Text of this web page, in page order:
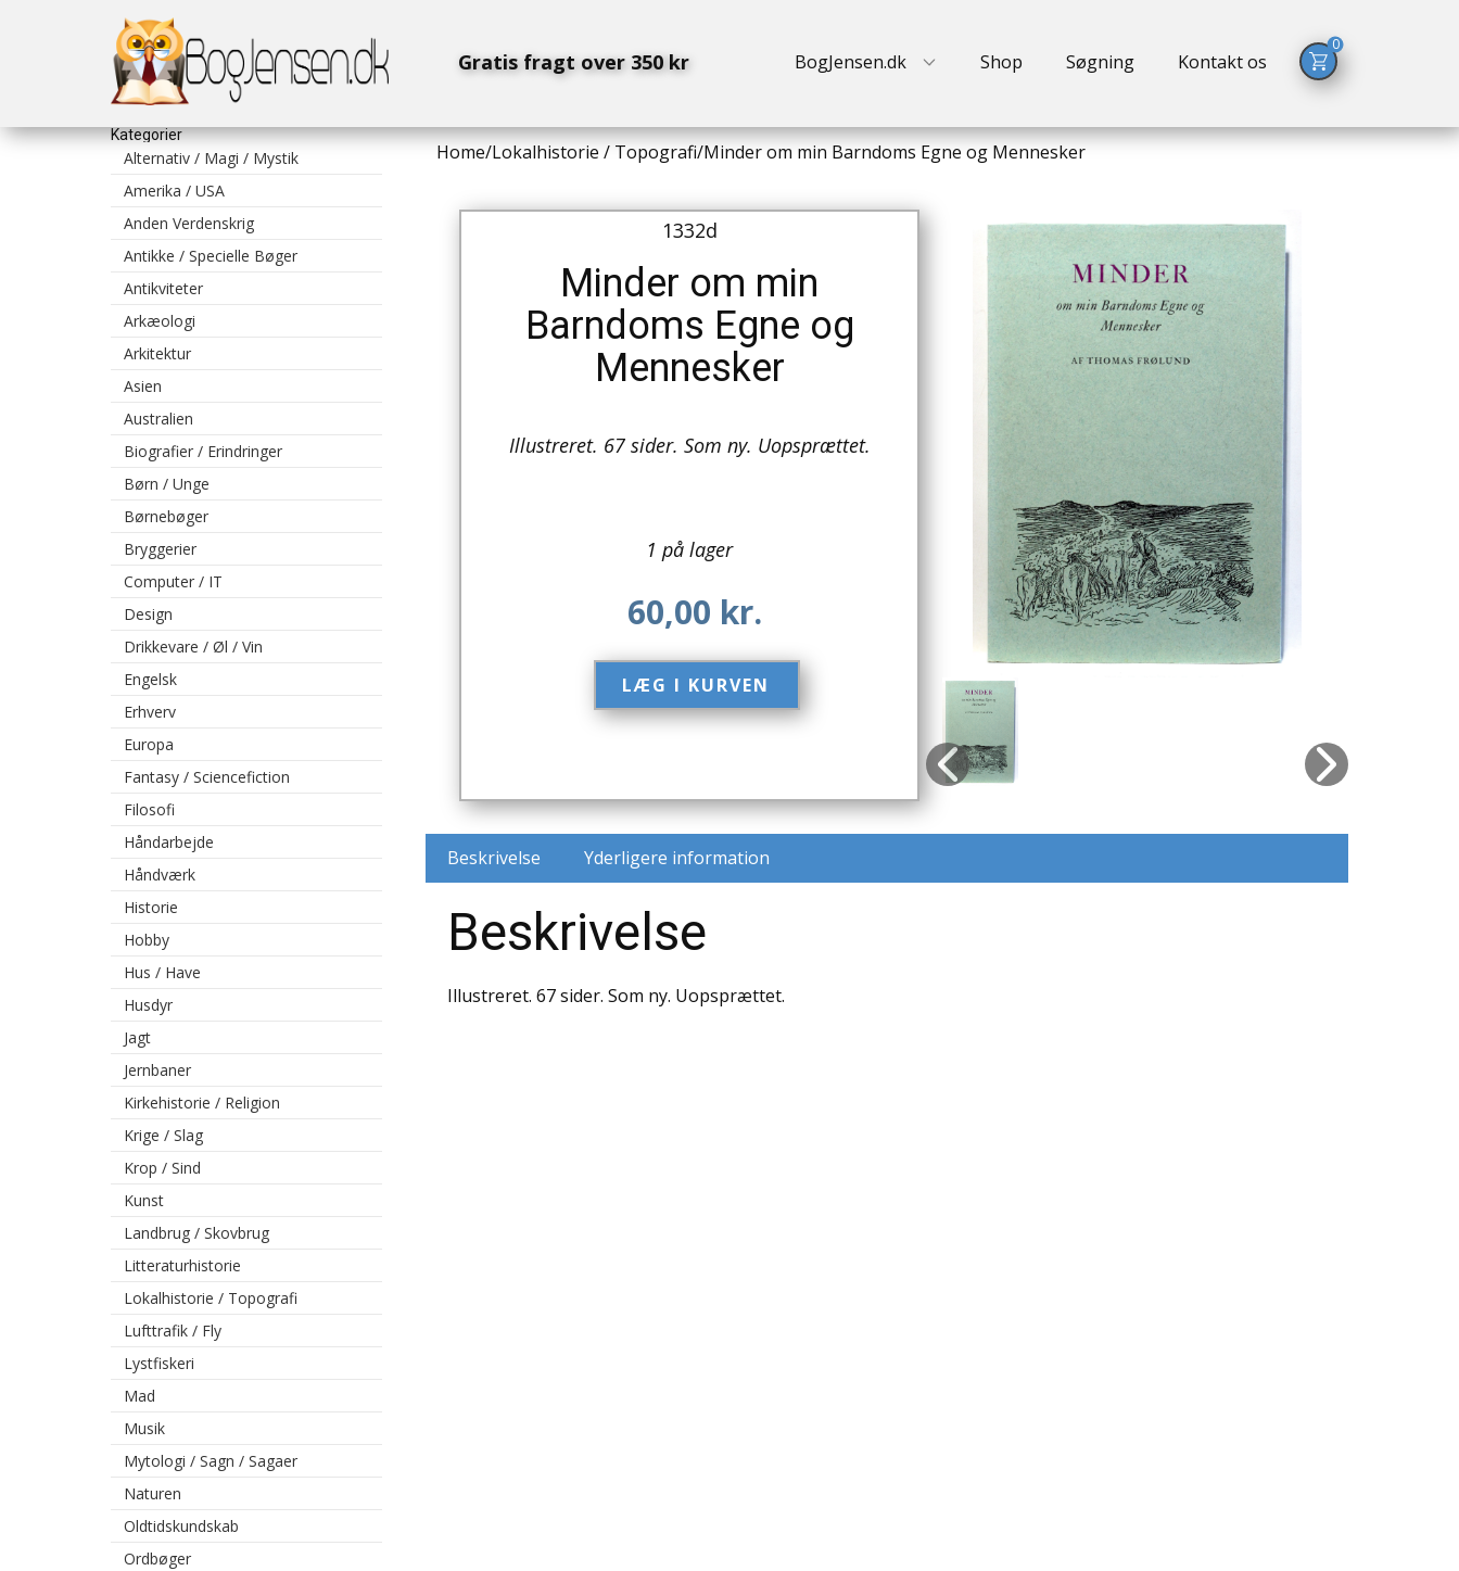
BogJensen.dk Shop Søgning Kontakt os
Gratis fragt over 350 kr
0
Kategorier
Alternativ / Magi / Mystik
Amerika / USA
Anden Verdenskrig
Antikke / Specielle Bøger
Antikviteter
Arkæologi
Arkitektur
Asien
Australien
Biografier / Erindringer
Børn / Unge
Børnebøger
Bryggerier
Computer / IT
Design
Drikkevare / Øl / Vin
Engelsk
Erhverv
Europa
Fantasy / Sciencefiction
Filosofi
Håndarbejde
Håndværk
Historie
Hobby
Hus / Have
Husdyr
Jagt
Jernbaner
Kirkehistorie / Religion
Krige / Slag
Krop / Sind
Kunst
Landbrug / Skovbrug
Litteraturhistorie
Lokalhistorie / Topografi
Lufttrafik / Fly
Lystfiskeri
Mad
Musik
Mytologi / Sagn / Sagaer
Naturen
Oldtidskundskab
Ordbøger
Home/Lokalhistorie / Topografi/Minder om min Barndoms Egne og Mennesker
1332d
Minder om min
Barndoms Egne og
Mennesker
Illustreret. 67 sider. Som ny. Uopsprættet.
1 på lager
60,00 kr.
LÆG I KURVEN​
Beskrivelse Yderligere information
Beskrivelse
Illustreret. 67 sider. Som ny. Uopsprættet.